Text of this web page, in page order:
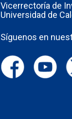
Vicerrectoría de
Universidad de
Síguenos en